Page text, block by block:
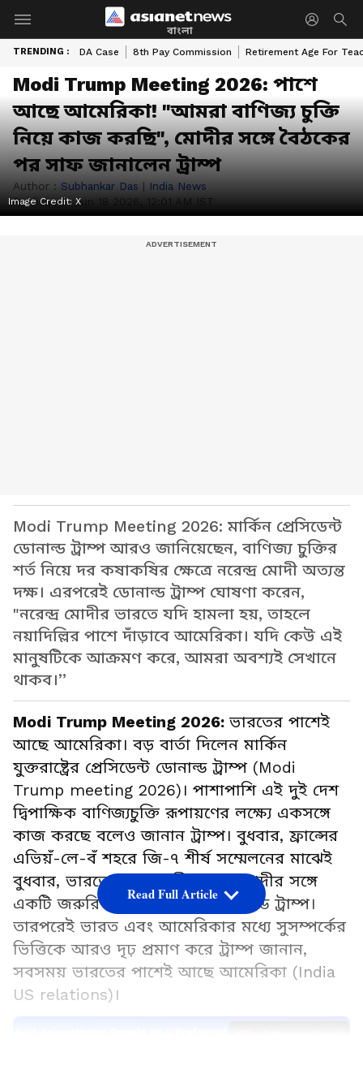
বাংলা
TRENDING : DA Case 8th Pay Commission Retirement Age For
Modi Trump Meeting 2026: পাশে
আছে আমেরিকা! "আমরা বাণিজ্য চুক্তি
নিয়ে কাজ করছি", মোদীর সঙ্গে বৈঠকের
পর সাফ জানালেন ট্রাম্প
Author : Subhankar Das | India News
Published : Jun 18 2026, 12:01 AM IST
Image Credit: X
Modi Trump Meeting 2026: মার্কিন প্রেসিডেন্ট
ডোনাল্ড ট্রাম্প আরও জানিয়েছেন, বাণিজ্য চুক্তির
শর্ত নিয়ে দর কষাকষির ক্ষেত্রে নরেন্দ্র মোদী অত্যন্ত
দক্ষ। এরপরেই ডোনাল্ড ট্রাম্প ঘোষণা করেন,
"নরেন্দ্র মোদীর ভারতে যদি হামলা হয়, তাহলে
নয়াদিল্লির পাশে দাঁড়াবে আমেরিকা। যদি কেউ এই
মানুষটিকে আক্রমণ করে, আমরা অবশ্যই সেখানে
থাকব।’’
Modi Trump Meeting 2026: ভারতের পাশেই
আছে আমেরিকা। বড় বার্তা দিলেন মার্কিন
যুক্তরাষ্ট্রের প্রেসিডেন্ট ডোনাল্ড ট্রাম্প (Modi
Trump meeting 2026)। পাশাপাশি এই দুই দেশ
দ্বিপাক্ষিক বাণিজ্যচুক্তি রূপায়ণের লক্ষ্যে একসঙ্গে
কাজ করছে বলেও জানান ট্রাম্প। বুধবার, ফ্রান্সের
এভিয়ঁ-লে-বঁ শহরে জি-৭ শীর্ষ সম্মেলনের মাঝেই
বুধবার, ভারতের প্রধানমন্ত্রী নরেন্দ্র মোদীর সঙ্গে
একটি জরুরি বৈঠক সেরে নেন ডোনাল্ড ট্রাম্প।
তারপরেই ভারত এবং আমেরিকার মধ্যে সুসম্পর্কের
ভিত্তিকে আরও দৃঢ় প্রমাণ করে ট্রাম্প জানান,
সবসময় ভারতের পাশেই আছে আমেরিকা (India
US relations)।
Read Full Article